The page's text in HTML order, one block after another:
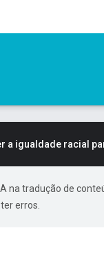
a igualdade racial
na tradução de
erros.